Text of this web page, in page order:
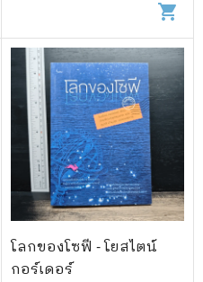
shopping_cart
โลกของโซฟี - โยสไตน์
กอร์เดอร์